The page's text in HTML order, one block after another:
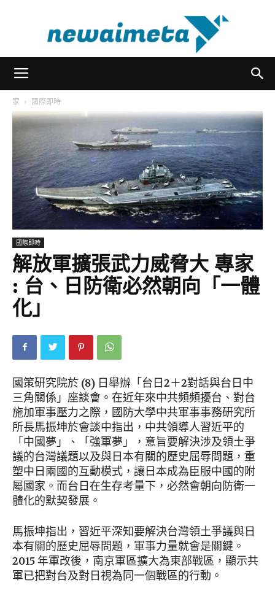
家 國際即時
國際即時
解放軍擴張武力威脅大 專家
: 台、日防衛必然朝向「一體
化」
國策研究院於 (8) 日舉辦「台日2＋2對話與台日中
三角關係」座談會。在近年來中共頻頻擾台、對台
施加軍事壓力之際，國防大學中共軍事事務研究所
所長馬振坤於會談中指出，中共領導人習近平的
「中國夢」、「強軍夢」，意旨要解決涉及領土爭
議的台灣議題以及與日本有關的歷史屈辱問題，重
塑中日兩國的互動模式，讓日本成為臣服中國的附
屬國家。而台日在生存考量下，必然會朝向防衛一
體化的默契發展。
馬振坤指出，習近平深知要解決台灣領土爭議與日
本有關的歷史屈辱問題，軍事力量就會是關鍵。
2015 年軍改後，南京軍區擴大為東部戰區，顯示共
軍已把對台及對日視為同一個戰區的行動。